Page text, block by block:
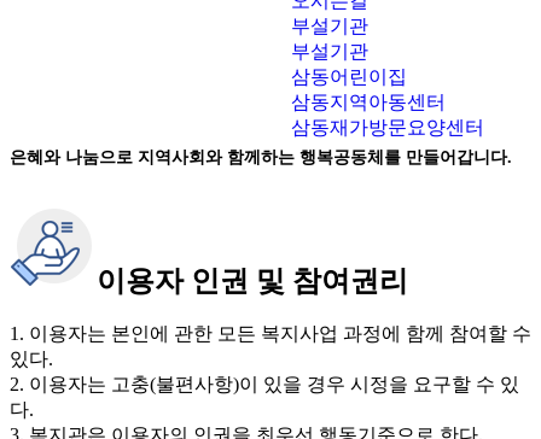
부설기관
부설기관
삼동어린이집
삼동지역아동센터
삼동재가방문요양센터
은혜와 나눔으로 지역사회와 함께하는 행복공동체를 만들어갑니다.
이용자 인권 및 참여권리
1. 이용자는 본인에 관한 모든 복지사업 과정에 함께 참여할 수
있다.
2. 이용자는 고충(불편사항)이 있을 경우 시정을 요구할 수 있
다.
3. 복지관은 이용자의 인권을 최우선 행동기준으로 한다.